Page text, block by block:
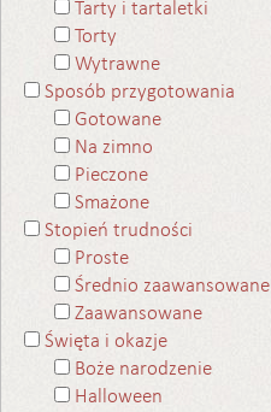
Tarty i tartaletki
Torty
Wytrawne
Sposób przygotowania
Gotowane
Na zimno
Pieczone
Smażone
Stopień trudności
Proste
Średnio zaawansowane
Zaawansowane
Święta i okazje
Boże narodzenie
Halloween